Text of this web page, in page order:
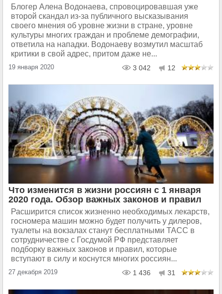
Блогер Алена Водонаева, спровоцировавшая уже
второй скандал из-за публичного высказывания
своего мнения об уровне жизни в стране, уровне
культуры многих граждан и проблеме демографии,
ответила на нападки. Водонаеву возмутил масштаб
критики в свой адрес, притом даже не...
19 января 2020 3 042 12
Что изменится в жизни россиян с 1 января
2020 года. Обзор важных законов и правил
Расширится список жизненно необходимых лекарств,
госномера машин можно будет получить у дилеров,
туалеты на вокзалах станут бесплатными ТАСС в
сотрудничестве с Госдумой РФ представляет
подборку важных законов и правил, которые
вступают в силу и коснутся многих россиян...
27 декабря 2019 1 436 31